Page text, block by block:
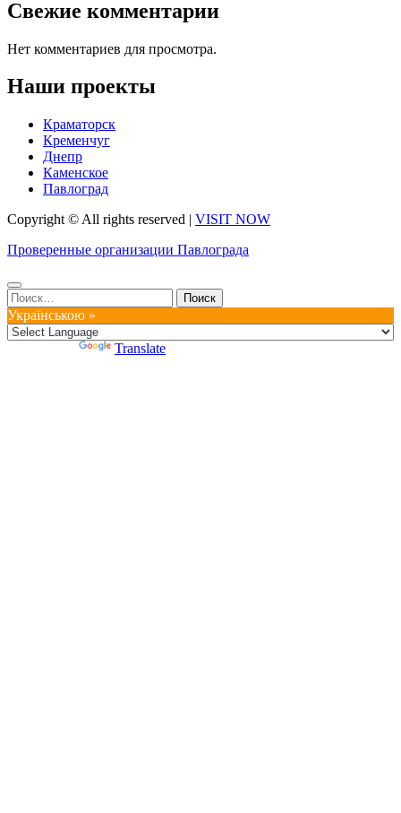
Свежие комментарии
Нет комментариев для просмотра.
Наши проекты
Краматорск
Кременчуг
Днепр
Каменское
Павлоград
Copyright © All rights reserved | VISIT NOW
Проверенные организации Павлограда
Найти:
Українською »
Translate